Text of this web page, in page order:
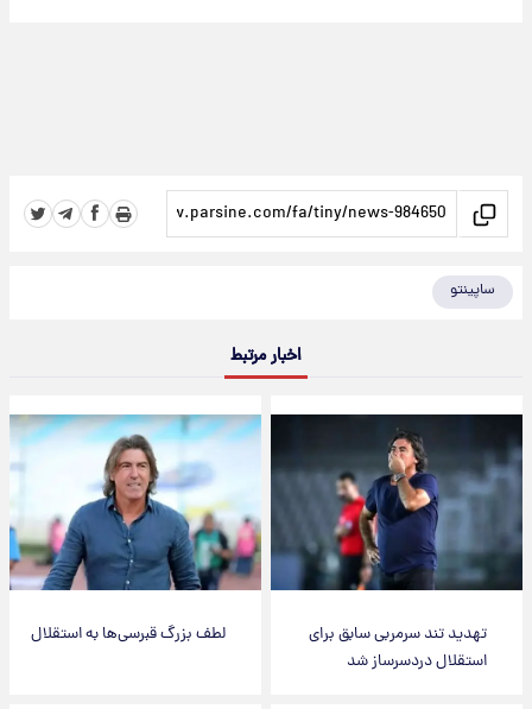
ساپینتو
اخبار مرتبط
تهدید تند سرمربی سابق برای
استقلال دردسرساز شد
لطف بزرگ قبرسی‌ها به استقلال